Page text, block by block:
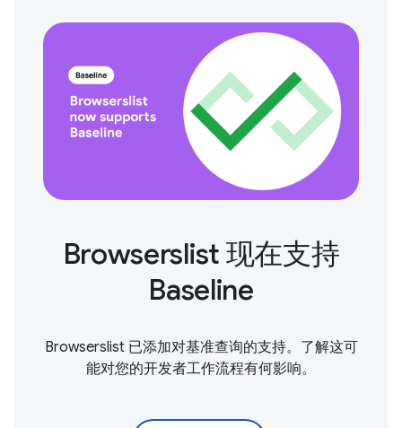
Browserslist 现在支持
Baseline
Browserslist 已添加对基准查询的支持。了解这可
能对您的开发者工作流程有何影响。